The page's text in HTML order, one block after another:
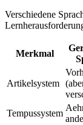
Verschiedene
Merkmal
Artikelsystem
Tempussystem